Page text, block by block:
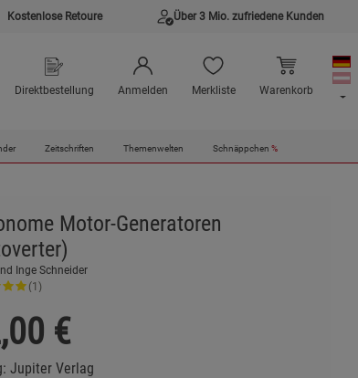
Kostenlose Retoure Über 3 Mio. zufriedene Kunden
Direktbestellung Anmelden Merkliste Warenkorb
Zeitschriften Themenwelten Schnäppchen %
Motor-Generatoren
Inge Schneider
(1)
€
Jupiter Verlag